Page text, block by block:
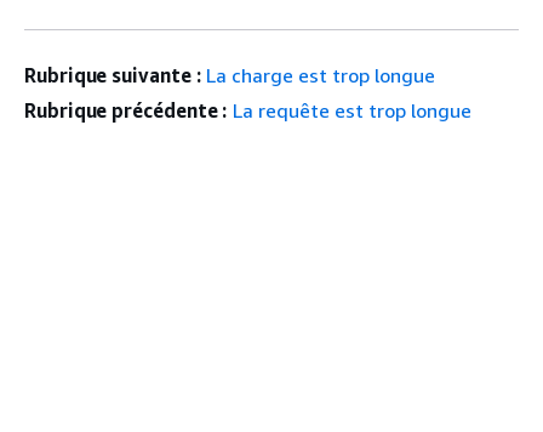
Rubrique suivante : La charge est trop longue
Rubrique précédente : La requête est trop longue